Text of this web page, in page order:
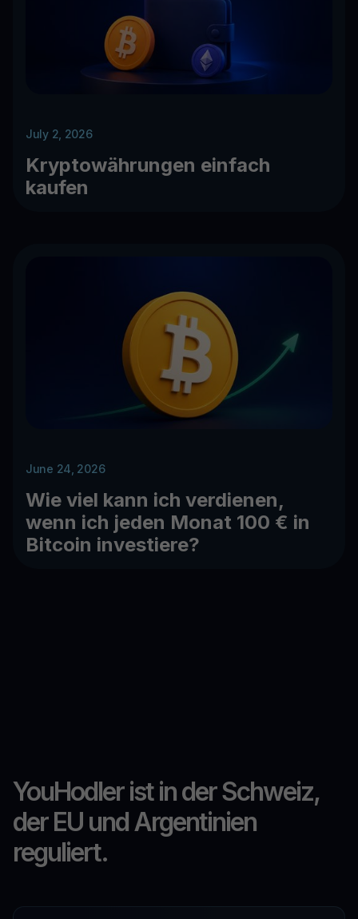
July 2, 2026
Kryptowährungen einfach
kaufen
June 24, 2026
Wie viel kann ich verdienen,
wenn ich jeden Monat 100 € in
Bitcoin investiere?
YouHodler ist in der Schweiz,
der EU und Argentinien
reguliert.